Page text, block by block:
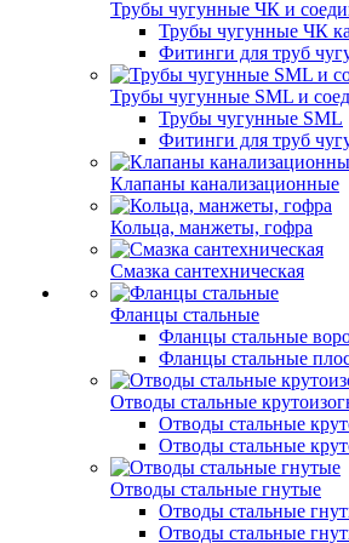
Трубы чугунные ЧК и
Трубы чугунные ЧК
Фитинги для труб
Трубы чугунные SML и
Трубы чугунные SML
Фитинги для труб
Клапаны канализационные
Кольца, манжеты, гофра
Смазка сантехническая
Фланцы стальные
Фланцы стальные
Фланцы стальные
Отводы стальные
Отводы стальные
Отводы стальные
Отводы стальные гнутые
Отводы стальные
Отводы стальные